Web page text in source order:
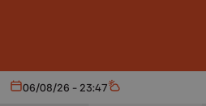
Aujourd'hui
06/08/26 - 23:47 Météo